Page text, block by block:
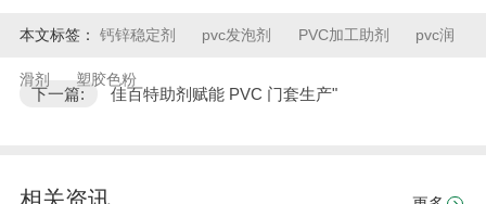
本文标签： 钙锌稳定剂 pvc发泡剂 PVC加工助剂 pvc润
滑剂 塑胶色粉
下一篇: 佳百特助剂赋能 PVC 门套生产"